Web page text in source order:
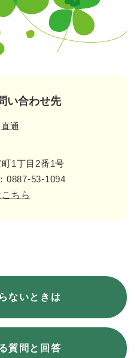
い合わせ先
直通
1丁目2番1号
0887-53-1094
ちら
ないときは
質問と回答